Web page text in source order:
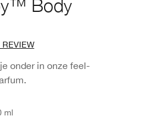
Body
REVIEW
onder in onze feel-
ml